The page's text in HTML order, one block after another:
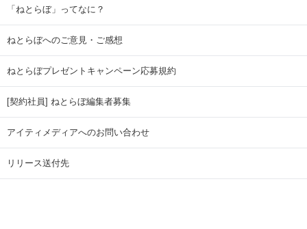
「ねとらぼ」ってなに？
ねとらぼへのご意見・ご感想
ねとらぼプレゼントキャンペーン応募規約
[契約社員] ねとらぼ編集者募集
アイティメディアへのお問い合わせ
リリース送付先